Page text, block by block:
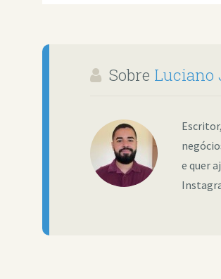
Sobre Luciano
e quer